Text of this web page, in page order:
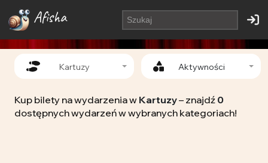
Afisha
Kup bilety na wydarzenia w Kartuzy– znajdź 0
dostępnych wydarzeń w wybranych kategoriach!
Kartuzy Aktywności